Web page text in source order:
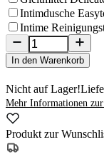
Intimdusche
Intime
In den Warenkorb
Nicht auf Lager!
Mehr Informationen
Produkt zur